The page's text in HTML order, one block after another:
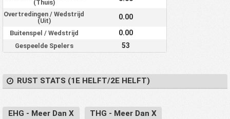
(Thuis)
Overtredingen / Wedstrijd
(Uit)
0.00
Buitenspel / Wedstrijd 0.00
Gespeelde Spelers 53
RUST STATS (1E HELFT/2E HELFT)
EHG - Meer Dan X THG - Meer Dan X